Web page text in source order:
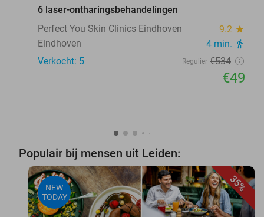
6 laser-ontharingsbehandelingen
Perfect You Skin Clinics Eindhoven
9.2 star
Eindhoven 4 min. directions_walk
Verkocht: 5 Regulier €534
€49
Populair bij mensen uit Leiden:
35%
NEW
TODAY